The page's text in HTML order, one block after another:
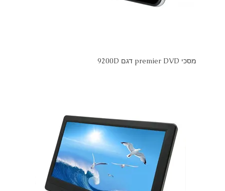
מסכי premier DVD דגם 9200D